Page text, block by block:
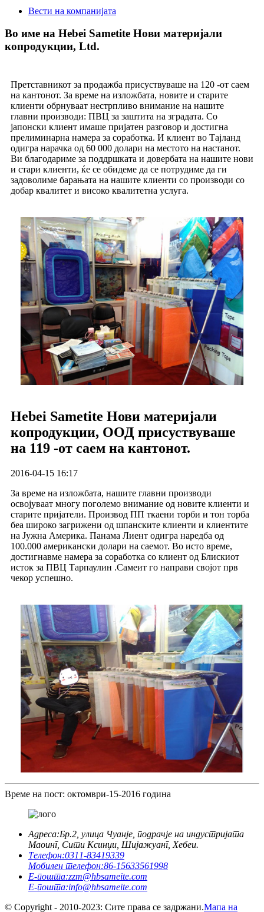
Вести на компанијата
Во име на Hebei Sametite Нови материјали
копродукции, Ltd.
Претставникот за продажба присуствуваше на 120 -от саем
на кантонот. За време на изложбата, новите и старите
клиенти обрнуваат нестрпливо внимание на нашите
главни производи: ПВЦ за заштита на зградата. Со
јапонски клиент имаше пријатен разговор и достигна
прелиминарна намера за соработка. И клиент во Тајланд
одигра нарачка од 60 000 долари на местото на настанот.
Ви благодариме за поддршката и довербата на нашите нови
и стари клиенти, ќе се обидеме да се потрудиме да ги
задоволиме барањата на нашите клиенти со производи со
добар квалитет и високо квалитетна услуга.
Hebei Sametite Нови материјали
копродукции, ООД присуствуваше
на 119 -от саем на кантонот.
2016-04-15 16:17
За време на изложбата, нашите главни производи
освојуваат многу поголемо внимание од новите клиенти и
старите пријатели. Производ ПП ткаени торби и тон торба
беа широко загрижени од шпанските клиенти и клиентите
на Јужна Америка. Панама Лиент одигра наредба од
100.000 американски долари на саемот. Во исто време,
достигнавме намера за соработка со клиент од Блискиот
исток за ПВЦ Тарпаулин .Самеит го направи својот прв
чекор успешно.
Време на пост: октомври-15-2016 година
Адреса:Бр.2, улица Чуанје, подрачје на индустријата
Маоинг, Сити Ксинџи, Шијажуанг, Хебеи.
Телефон:0311-83419339
Мобилен телефон:86-15633561998
Е-пошта:zzm@hbsameite.com
Е-пошта:info@hbsameite.com
© Copyright - 2010-2023: Сите права се задржани.Мапа на